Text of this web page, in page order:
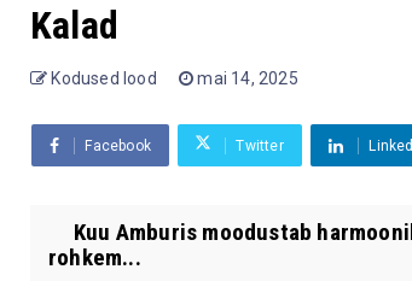
Kalad
Kodused lood mai 14, 2025
Facebook Twitter
Kuu Amburis moodustab
rohkem...